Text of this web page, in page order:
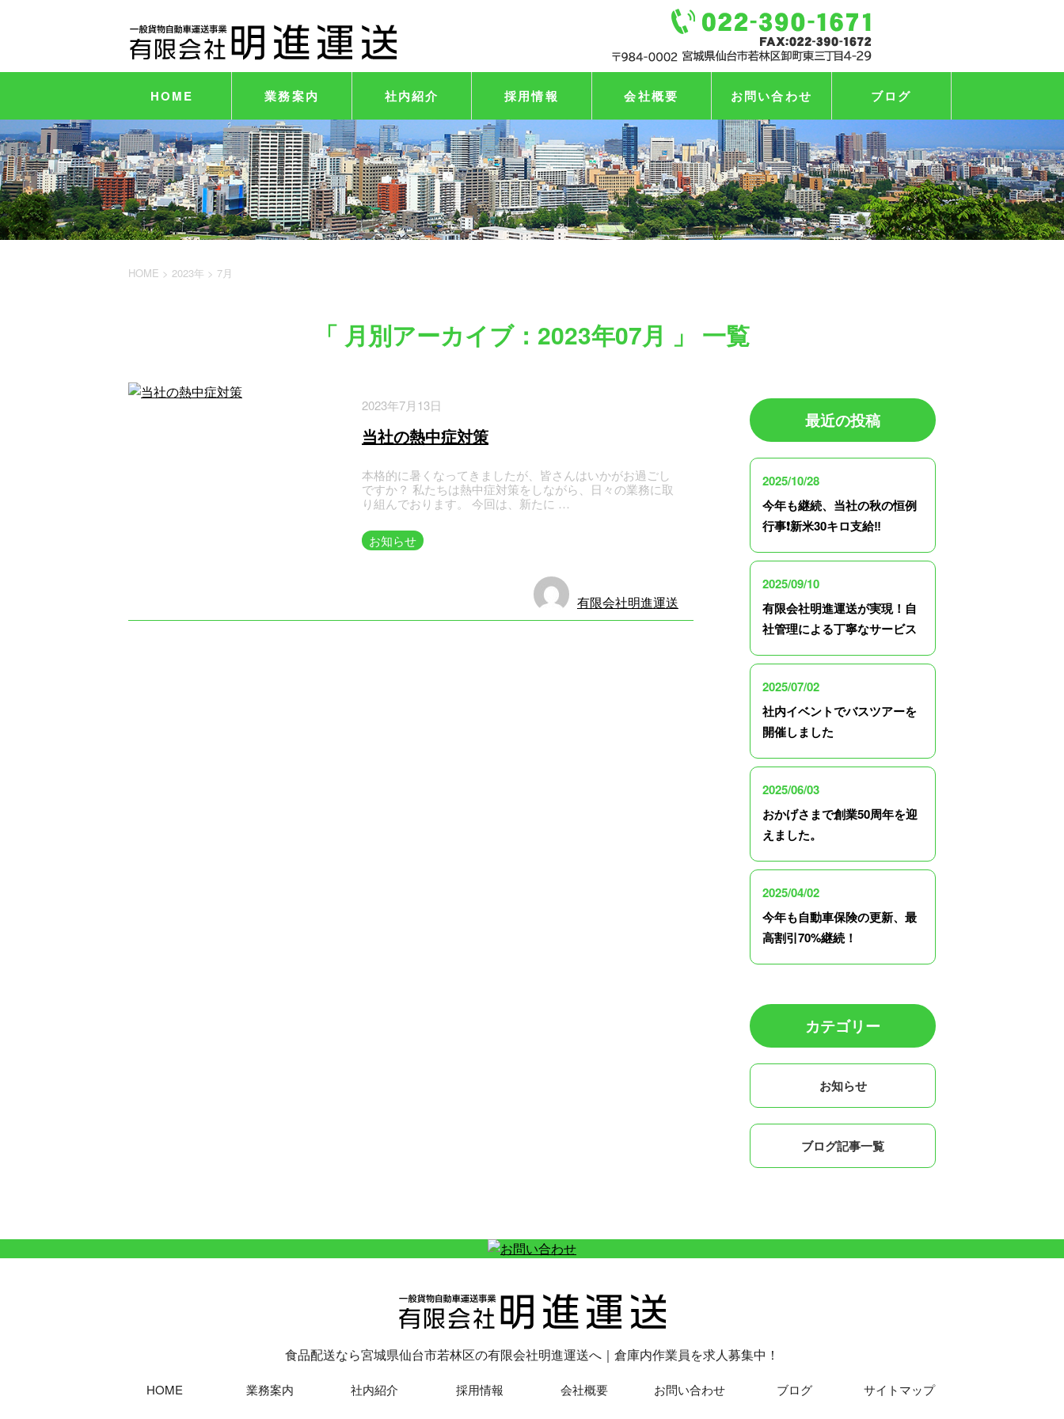
HOME 業務案内 社内紹介 採用情報 会社概要 お問い合わせ ブログ
HOME > 2023年 > 7月
「 月別アーカイブ：2023年07月 」 一覧
2023年7月13日
当社の熱中症対策
本格的に暑くなってきましたが、皆さんはいかがお過ごし
ですか？ 私たちは熱中症対策をしながら、日々の業務に取
り組んでおります。 今回は、新たに …
有限会社明進運送
お知らせ
最近の投稿
2025/10/28
今年も継続、当社の秋の恒例
行事❗️新米30キロ支給‼️
2025/09/10
有限会社明進運送が実現！自
社管理による丁寧なサービス
2025/07/02
社内イベントでバスツアーを
開催しました
2025/06/03
おかげさまで創業50周年を迎
えました。
2025/04/02
今年も自動車保険の更新、最
高割引70%継続！
カテゴリー
お知らせ
ブログ記事一覧
食品配送なら宮城県仙台市若林区の有限会社明進運送へ｜倉庫内作業員を求人募集中！
HOME 業務案内 社内紹介 採用情報 会社概要 お問い合わせ ブログ サイトマップ